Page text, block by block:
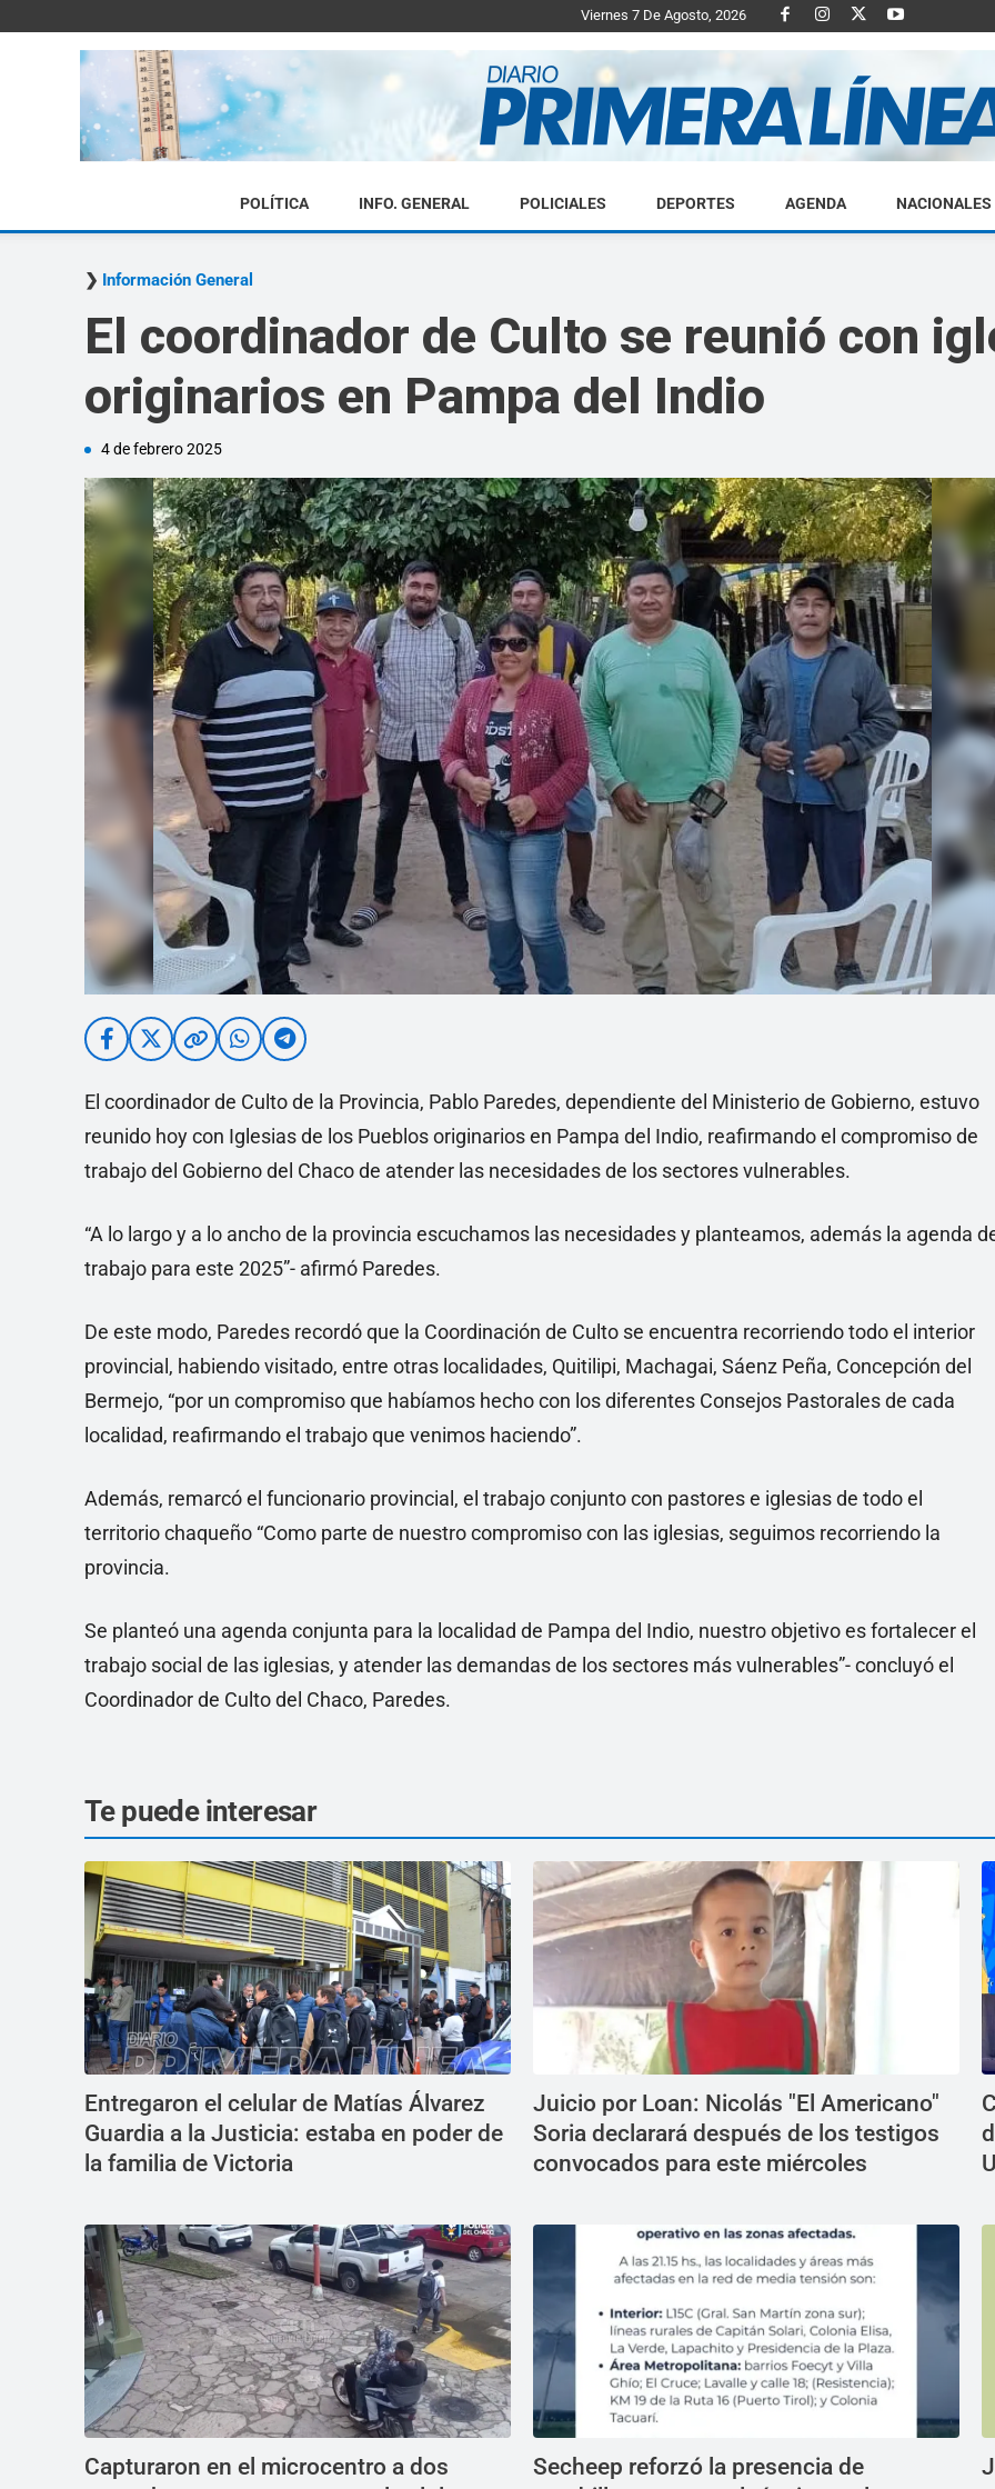
Viernes 7 De Agosto, 2026
Diario
Linea
POLÍTICA INFO. GENERAL POLICIALES DEPORTES AGENDA NACIONALES
Información General
El coordinador de Culto se reunió con
originarios en Pampa del Indio
4 de febrero 2025
El coordinador de Culto de la Provincia, Pablo Paredes, dependiente del Ministerio de Gobierno, estuvo
reunido hoy con Iglesias de los Pueblos originarios en Pampa del Indio, reafirmando el compromiso de
trabajo del Gobierno del Chaco de atender las necesidades de los sectores vulnerables.
“A lo largo y a lo ancho de la provincia escuchamos las necesidades y planteamos, además la agenda
trabajo para este 2025”- afirmó Paredes.
De este modo, Paredes recordó que la Coordinación de Culto se encuentra recorriendo todo el interior
provincial, habiendo visitado, entre otras localidades, Quitilipi, Machagai, Sáenz Peña, Concepción del
Bermejo, “por un compromiso que habíamos hecho con los diferentes Consejos Pastorales de cada
localidad, reafirmando el trabajo que venimos haciendo”.
Además, remarcó el funcionario provincial, el trabajo conjunto con pastores e iglesias de todo el
territorio chaqueño “Como parte de nuestro compromiso con las iglesias, seguimos recorriendo la
provincia.
Se planteó una agenda conjunta para la localidad de Pampa del Indio, nuestro objetivo es fortalecer el
trabajo social de las iglesias, y atender las demandas de los sectores más vulnerables”- concluyó el
Coordinador de Culto del Chaco, Paredes.
Te puede interesar
Entregaron el celular de Matías Álvarez
Guardia a la Justicia: estaba en poder de
la familia de Victoria
Juicio por Loan: Nicolás "El Americano"
Soria declarará después de los testigos
convocados para este miércoles
Capturaron en el microcentro a dos
Secheep reforzó la presencia de